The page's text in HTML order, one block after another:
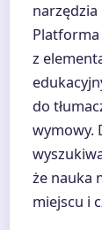
Platforma
z
do
wymowy.
że nauka
miejscu i